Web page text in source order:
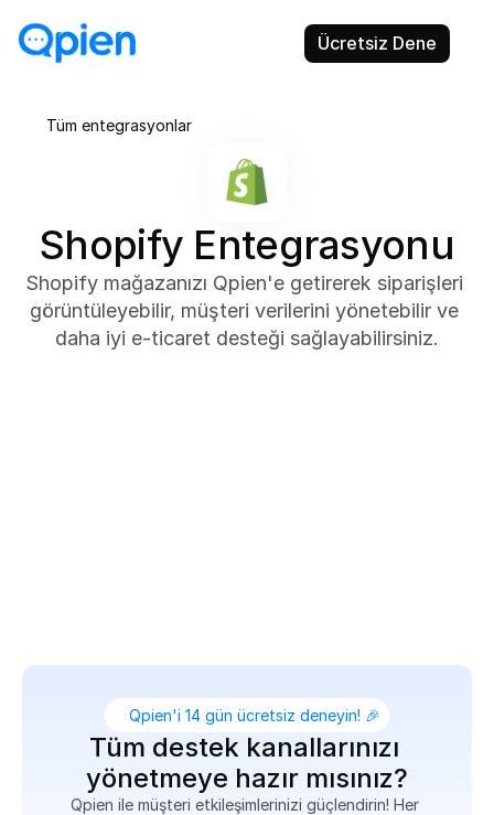
Ücretsiz Dene
Tüm entegrasyonlar
Shopify Entegrasyonu
Shopify mağazanızı Qpien'e getirerek siparişleri
görüntüleyebilir, müşteri verilerini yönetebilir ve
daha iyi e-ticaret desteği sağlayabilirsiniz.
Qpien'i 14 gün ücretsiz deneyin! 🎉
Tüm destek kanallarınızı
yönetmeye hazır mısınız?
Qpien ile müşteri etkileşimlerinizi güçlendirin! Her